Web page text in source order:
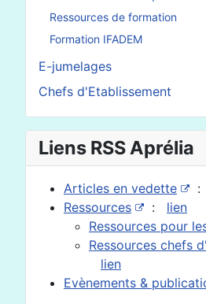
Ressources de formation
Formation IFADEM
E-jumelages
Chefs d'Etablissement
Liens RSS Aprélia
Articles en vedette :
Ressources
: lien
Ressources pour
Ressources chefs
lien
Evènements &